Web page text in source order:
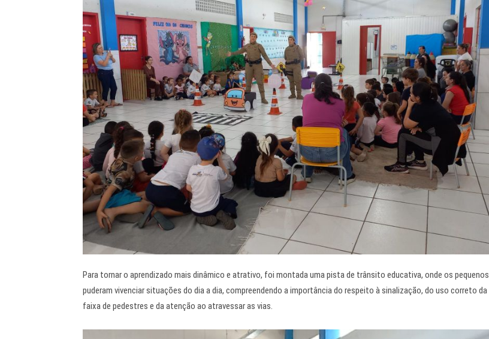
Para tornar o aprendizado mais dinâmico e atrativo, foi montada uma pista de trânsito educativa, onde os pequenos
puderam vivenciar situações do dia a dia, compreendendo a importância do respeito à sinalização, do uso correto da
faixa de pedestres e da atenção ao atravessar as vias.